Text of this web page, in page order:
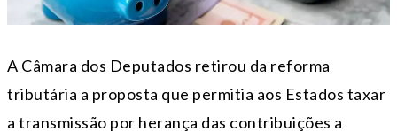
A Câmara dos Deputados retirou da reforma
tributária a proposta que permitia aos Estados taxar
a transmissão por herança das contribuições a